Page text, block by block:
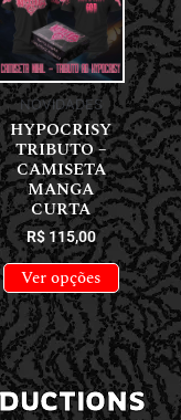
NOVIDADES
HYPOCRISY
TRIBUTO –
CAMISETA
MANGA
CURTA
R$115,00
Ver opções